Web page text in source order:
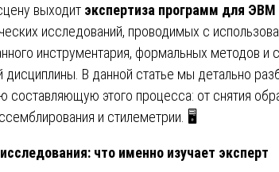
выходит экспертиза программ для ЭВМ
исследований, проводимых с
инструментария, формальных методов и
дисциплины. В данной статье мы детально
составляющую этого процесса: от снятия
и стилеметрии. 🖥️
что именно изучает эксперт